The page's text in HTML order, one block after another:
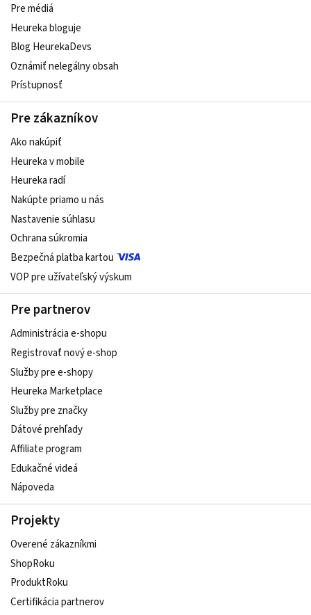
Pre médiá
Heureka bloguje
Blog HeurekaDevs
Oznámiť nelegálny obsah
Prístupnosť
Pre zákazníkov
Ako nakúpiť
Heureka v mobile
Heureka radí
Nakúpte priamo u nás
Nastavenie súhlasu
Ochrana súkromia
Bezpečná platba kartou
VOP pre užívateľský výskum
Pre partnerov
Administrácia e-shopu
Registrovať nový e-shop
Služby pre e‑shopy
Heureka Marketplace
Služby pre značky
Dátové prehľady
Affiliate program
Edukačné videá
Nápoveda
Projekty
Overené zákazníkmi
ShopRoku
ProduktRoku
Certifikácia partnerov